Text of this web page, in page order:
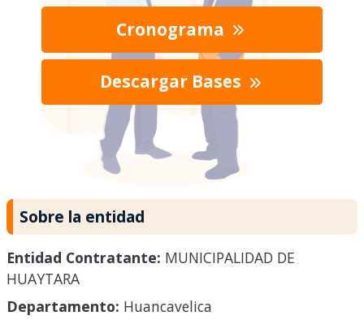
Cronograma
Descargar Bases
Sobre la entidad
Entidad Contratante: MUNICIPALIDAD DE
HUAYTARA
Departamento: Huancavelica